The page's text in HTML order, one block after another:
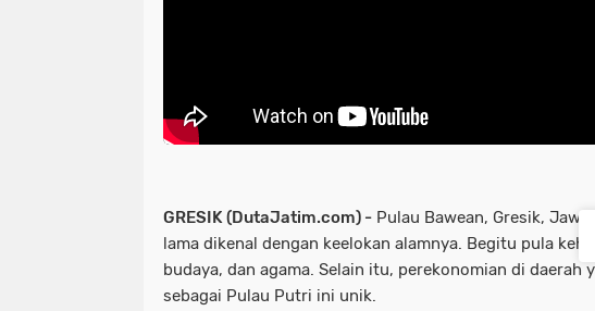
GRESIK (DutaJatim.com) - Pulau Bawean, Gresik, Jawa
lama dikenal dengan keelokan alamnya. Begitu pula
budaya, dan agama. Selain itu, perekonomian di daerah
sebagai Pulau Putri ini unik.